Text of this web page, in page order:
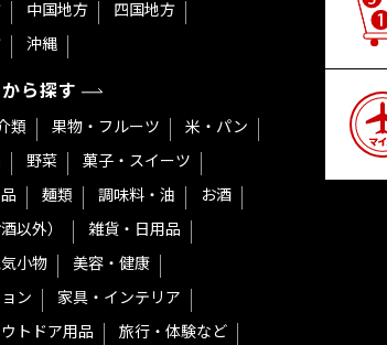
中国地方
四国地方
沖縄
ら探す
類 果物・フルーツ
米・パン
野菜
菓子・スイーツ
麺類 調味料・油
お酒
以外）
雑貨・日用品
小物
美容・健康
ン
家具・インテリア
トドア用品
旅行・体験など